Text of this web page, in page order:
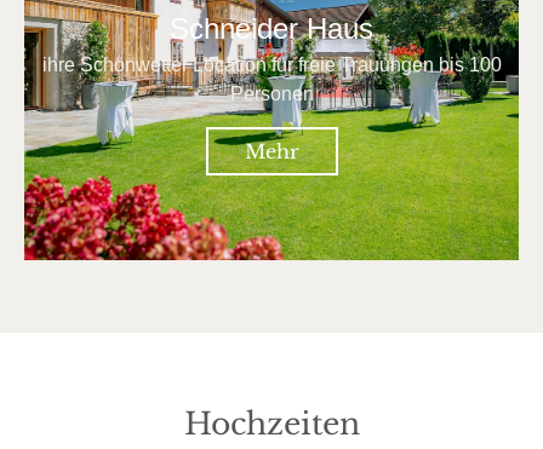
Schneider Haus
ihre Schönwetter Location für freie Trauungen bis 100
Personen
Mehr
Hochzeiten